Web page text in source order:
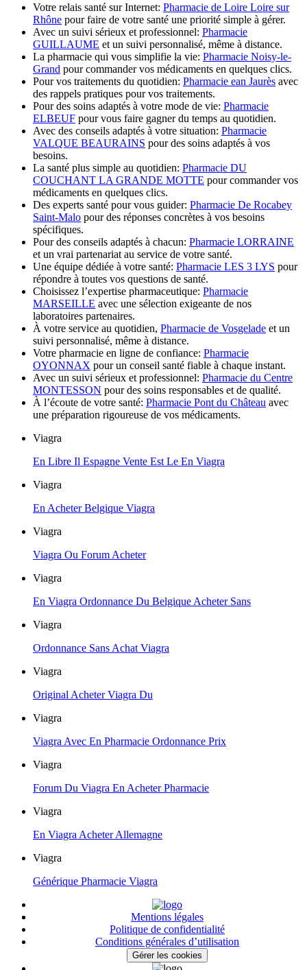
Votre relais santé sur Internet: Pharmacie de Loire Loire sur
Rhône pour faire de votre santé une priorité simple à gérer.
Avec un suivi sérieux et professionnel: Pharmacie
GUILLAUME et un suivi personnalisé, même à distance.
La pharmacie qui vous simplifie la vie: Pharmacie Noisy-le-
Grand pour commander vos médicaments en quelques clics.
Pour vos traitements du quotidien: Pharmacie ean Jaurès avec
des rappels pratiques pour vos traitements.
Pour des soins adaptés à votre mode de vie: Pharmacie
ELBEUF pour vous faire gagner du temps au quotidien.
Avec des conseils adaptés à votre situation: Pharmacie
VALQUE BEAURAINS pour des soins adaptés à vos
besoins.
La santé plus simple au quotidien: Pharmacie DU
COUCHANT LA GRANDE MOTTE pour commander vos
médicaments en quelques clics.
Des experts santé pour vous guider: Pharmacie De Rocabey
Saint-Malo pour des réponses concrètes à vos besoins
spécifiques.
Pour des conseils adaptés à chacun: Pharmacie LORRAINE
et un vrai partenariat au service de votre santé.
Une équipe dédiée à votre santé: Pharmacie LES 3 LYS pour
répondre à toutes vos questions de santé.
Choisissez l’expertise pharmaceutique: Pharmacie
MARSEILLE avec une sélection exigeante de nos
laboratoires partenaires.
À votre service au quotidien, Pharmacie de Vosgelade et un
suivi personnalisé, même à distance.
Votre pharmacie en ligne de confiance: Pharmacie
OYONNAX pour un conseil santé fiable à chaque instant.
Avec un suivi sérieux et professionnel: Pharmacie du Centre
MONTESSON pour des soins responsables et de qualité.
À l’écoute de votre santé: Pharmacie Pont du Château avec
une préparation rigoureuse de vos médicaments.
Viagra
En Libre Il Espagne Vente Est Le En Viagra
Viagra
En Acheter Belgique Viagra
Viagra
Viagra Ou Forum Acheter
Viagra
En Viagra Ordonnance Du Belgique Acheter Sans
Viagra
Ordonnance Sans Achat Viagra
Viagra
Original Acheter Viagra Du
Viagra
Viagra Avec En Pharmacie Ordonnance Prix
Viagra
Forum Du Viagra En Acheter Pharmacie
Viagra
En Viagra Acheter Allemagne
Viagra
Générique Pharmacie Viagra
Mentions légales
Politique de confidentialité
Conditions générales d’utilisation
Gérer les cookies